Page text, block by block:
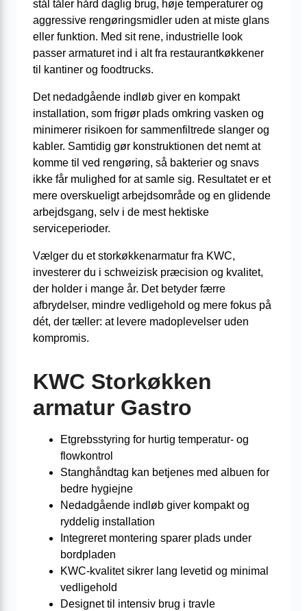
stål tåler hård daglig brug, høje temperaturer og
aggressive rengøringsmidler uden at miste glans
eller funktion. Med sit rene, industrielle look
passer armaturet ind i alt fra restaurantkøkkener
til kantiner og foodtrucks.
Det nedadgående indløb giver en kompakt
installation, som frigør plads omkring vasken og
minimerer risikoen for sammenfiltrede slanger og
kabler. Samtidig gør konstruktionen det nemt at
komme til ved rengøring, så bakterier og snavs
ikke får mulighed for at samle sig. Resultatet er et
mere overskueligt arbejdsområde og en glidende
arbejdsgang, selv i de mest hektiske
serviceperioder.
Vælger du et storkøkkenarmatur fra KWC,
investerer du i schweizisk præcision og kvalitet,
der holder i mange år. Det betyder færre
afbrydelser, mindre vedligehold og mere fokus på
dét, der tæller: at levere madoplevelser uden
kompromis.
KWC Storkøkken
armatur Gastro
Etgrebsstyring for hurtig temperatur- og
flowkontrol
Stanghåndtag kan betjenes med albuen for
bedre hygiejne
Nedadgående indløb giver kompakt og
ryddelig installation
Integreret montering sparer plads under
bordpladen
KWC-kvalitet sikrer lang levetid og minimal
vedligehold
Designet til intensiv brug i travle